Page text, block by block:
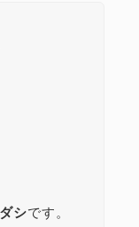
シです。